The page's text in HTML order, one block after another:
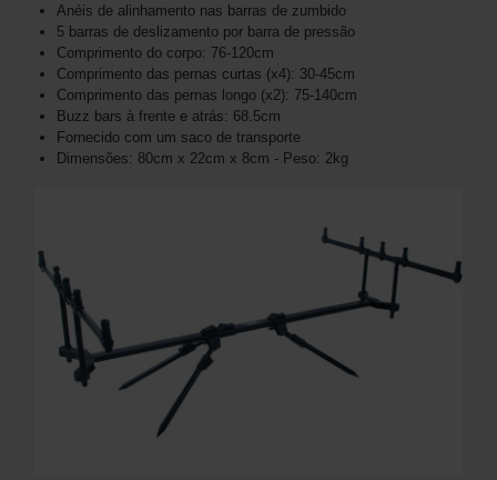
Anéis de alinhamento nas barras de zumbido
5 barras de deslizamento por barra de pressão
Comprimento do corpo: 76-120cm
Comprimento das pernas curtas (x4): 30-45cm
Comprimento das pernas longo (x2): 75-140cm
Buzz bars à frente e atrás: 68.5cm
Fornecido com um saco de transporte
Dimensões: 80cm x 22cm x 8cm - Peso: 2kg